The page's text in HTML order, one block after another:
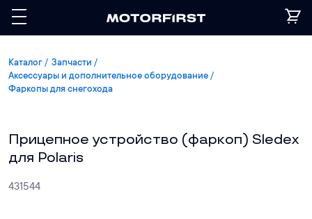
Каталог
Запчасти
Аксессуары и дополнительное оборудование
Фаркопы для снегохода
Прицепное устройство (фаркоп) Sledex
для Polaris
431544